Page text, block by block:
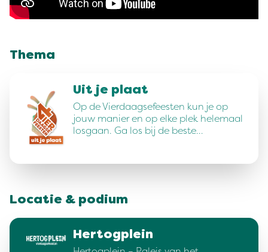
Thema
Uit je plaat
Op de Vierdaagsefeesten kun je op
jouw manier en op elke plek helemaal
losgaan. Ga los bij de beste…
Locatie & podium
Hertogplein